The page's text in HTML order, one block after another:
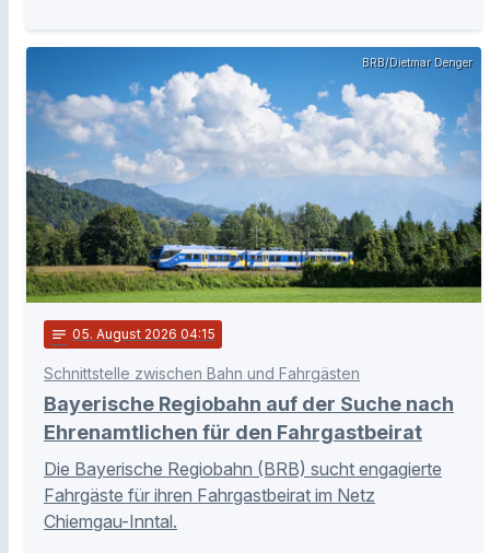
BRB/Dietmar Denger
notes 05. August 2026 04:15
Schnittstelle zwischen Bahn und Fahrgästen
Bayerische Regiobahn auf der Suche nach
Ehrenamtlichen für den Fahrgastbeirat
Die Bayerische Regiobahn (BRB) sucht engagierte
Fahrgäste für ihren Fahrgastbeirat im Netz
Chiemgau-Inntal.